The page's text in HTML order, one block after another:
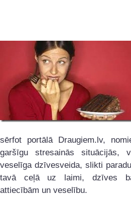
sērfot portālā Draugiem.lv,
garšīgu stresainās situācijās,
veselīga dzīvesveida, slikti
tavā ceļā uz laimi, dzīves
attiecībām un veselību.